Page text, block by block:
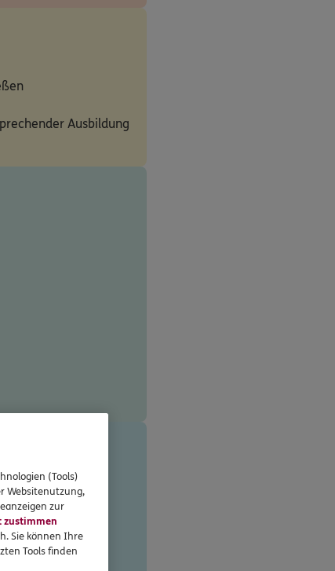
Ausbildung
Online-
(Tools)
Websitenutzung,
zur
zustimmen
Sie können Ihre
Tools finden